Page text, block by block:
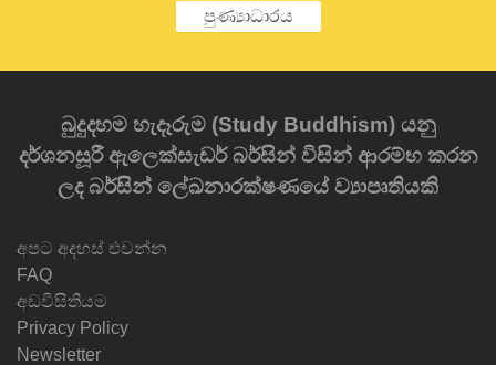
පුණ්‍යාධාරය
බුදුදහම හැදෑරුම (Study Buddhism) යනු
දර්ශනසූරී ඇලෙක්සැඩර් බර්සින් විසින් ආරම්භ කරන
ලද බර්සින් ලේඛනාරක්ෂණයේ ව්‍යාපෘතියකි
අපට අදහස් එවන්න
FAQ
අඩවිසිතියම
Privacy Policy
Newsletter